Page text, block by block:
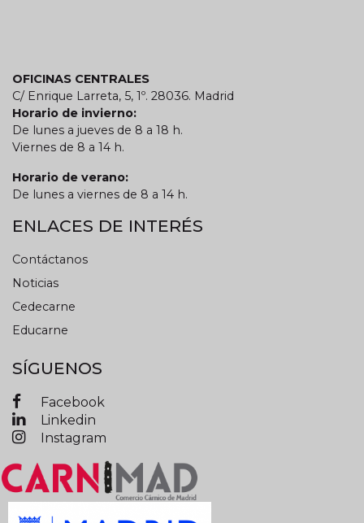
OFICINAS CENTRALES
C/ Enrique Larreta, 5, 1º. 28036. Madrid
Horario de invierno:
De lunes a jueves de 8 a 18 h.
Viernes de 8 a 14 h.
Horario de verano:
De lunes a viernes de 8 a 14 h.
ENLACES DE INTERÉS
Contáctanos
Noticias
Cedecarne
Educarne
SÍGUENOS
Facebook
Linkedin
Instagram